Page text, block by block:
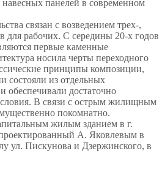
панелей в современном
связан с возведением трех-,
рабочих. С середины 20-х годов
первые каменные
носила черты переходного
принципы композиции,
состояли из отдельных
обеспечивали достаточно
В связи с острым жилищным
покомнатно.
жилым зданием в г.
А. Яковлевым в
ул. Пискунова и Дзержинского, в